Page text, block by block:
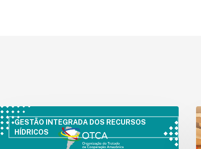
GESTÃO INTEGRADA DOS RECURSOS
HÍDRICOS
Convocação
para
Licitação: